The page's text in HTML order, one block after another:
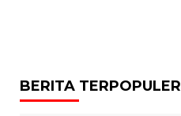
BERITA TERPOPULER